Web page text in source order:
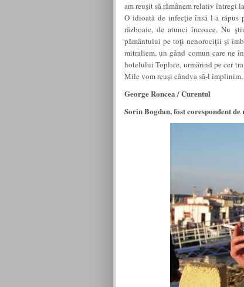
am reuşit să rămânem relativ întregi
O idioată de infecţie însă l-a
războaie, de atunci încoace. Nu
pământului pe toţi nenorociţii şi
mitraliem, un gând comun care ne
hotelului Toplice, urmărind pe cer
Mile vom reuşi cândva să-l
George Roncea / Curentul
Sorin Bogdan, fost corespondent